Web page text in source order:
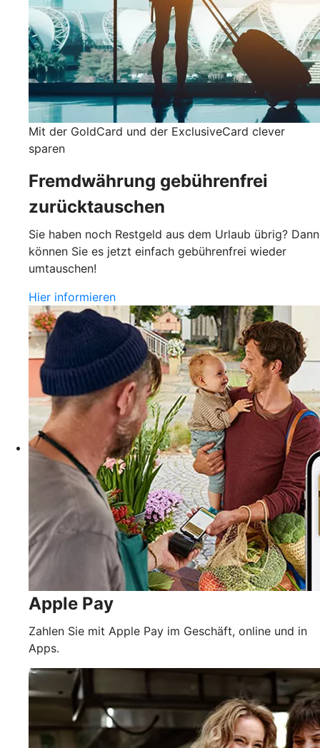
Mit der GoldCard und der ExclusiveCard clever
sparen
Fremdwährung gebührenfrei
zurücktauschen
Sie haben noch Restgeld aus dem Urlaub übrig? Dann
können Sie es jetzt einfach gebührenfrei wieder
umtauschen!
Hier informieren
Apple Pay
Zahlen Sie mit Apple Pay im Geschäft, online und in
Apps.